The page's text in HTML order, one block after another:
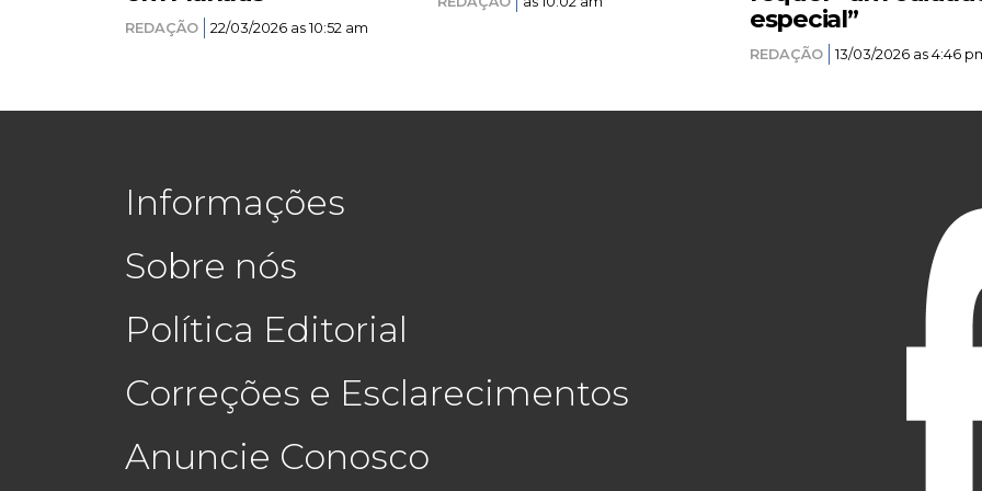
REDAÇÃO 22/03/2026 as 10:52 am
especial”
REDAÇÃO 13/03/2026 as 4:46
Informações
Sobre nós
Política Editorial
Correções e Esclarecimentos
Anuncie Conosco